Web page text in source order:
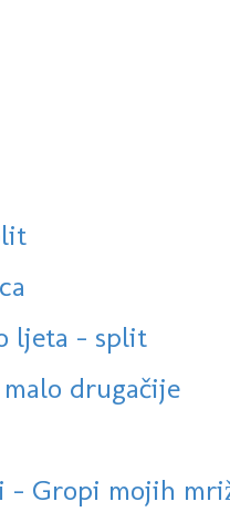
ljeta - split
drugačije
- Gropi mojih